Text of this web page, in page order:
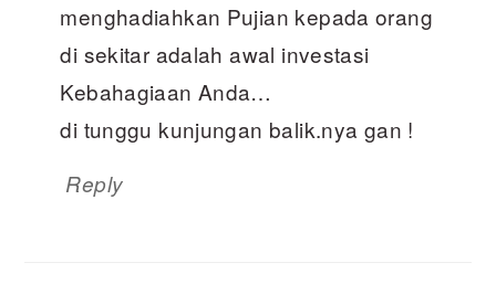
menghadiahkan Pujian kepada orang
di sekitar adalah awal investasi
Kebahagiaan Anda…
di tunggu kunjungan balik.nya gan !
Reply